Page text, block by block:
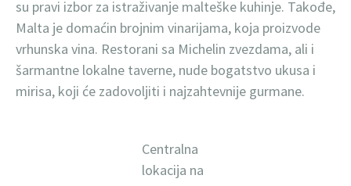
su pravi izbor za istraživanje malteške kuhinje. Takođe,
Malta je domaćin brojnim vinarijama, koja proizvode
vrhunska vina. Restorani sa Michelin zvezdama, ali i
šarmantne lokalne taverne, nude bogatstvo ukusa i
mirisa, koji će zadovoljiti i najzahtevnije gurmane.
Centralna
lokacija na